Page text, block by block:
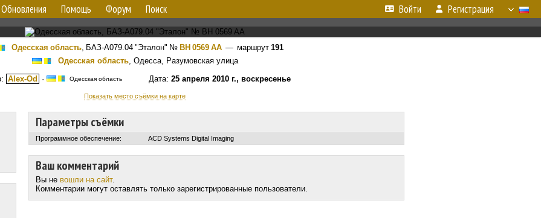
Обновления Помощь Форум Поиск Войти Регистрация
Одесская область, БАЗ-А079.04 "Эталон" № BH 0569 AA — маршрут 191
Одесская область, Одесса, Разумовская улица
Alex-Od · Одесская областьДата: 25 апреля 2010 г., воскресенье
Показать место съёмки на карте
Параметры съёмки
Программное обеспечение: ACD Systems Digital Imaging
Ваш комментарий
Вы не вошли на сайт.
Комментарии могут оставлять только зарегистрированные пользователи.